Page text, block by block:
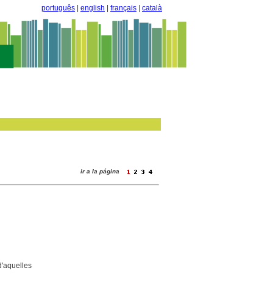
português english français català
ir a la página